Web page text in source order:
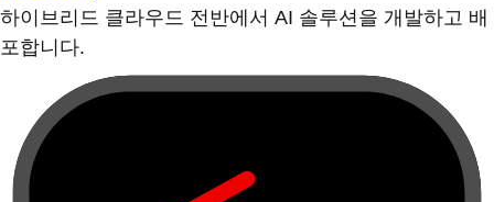
하이브리드 클라우드 전반에서 AI 솔루션을 개발하고 배
포합니다.